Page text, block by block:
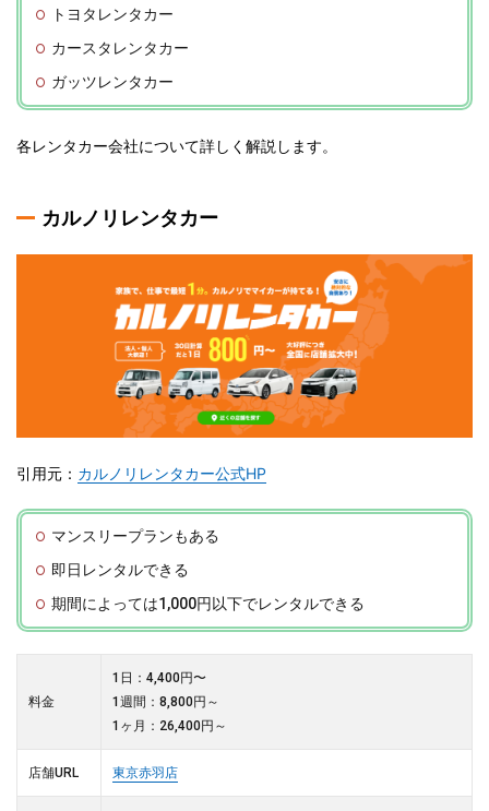
トヨタレンタカー
カースタレンタカー
ガッツレンタカー
各レンタカー会社について詳しく解説します。
カルノリレンタカー
引用元： カルノリレンタカー公式HP
マンスリープランもある
即日レンタルできる
期間によっては1,000円以下でレンタルできる
料金
1日：4,400円〜
1週間：8,800円～
1ヶ月：26,400円～
店舗URL 東京赤羽店